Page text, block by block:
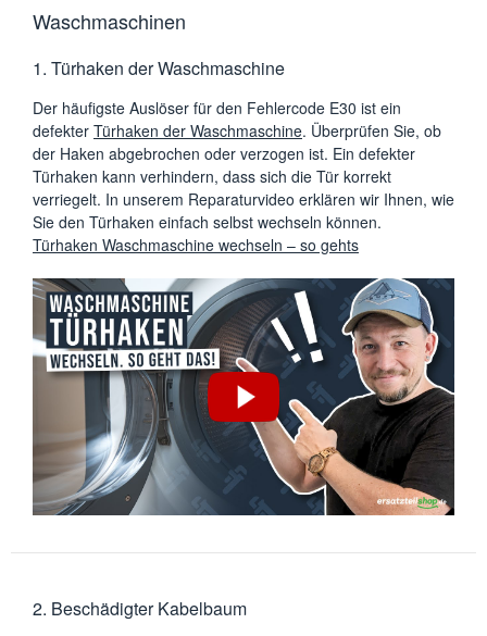
Waschmaschinen
1. Türhaken der Waschmaschine
Der häufigste Auslöser für den Fehlercode E30 ist ein
defekter Türhaken der Waschmaschine. Überprüfen Sie, ob
der Haken abgebrochen oder verzogen ist. Ein defekter
Türhaken kann verhindern, dass sich die Tür korrekt
verriegelt. In unserem Reparaturvideo erklären wir Ihnen, wie
Sie den Türhaken einfach selbst wechseln können.
Türhaken Waschmaschine wechseln – so gehts
2. Beschädigter Kabelbaum